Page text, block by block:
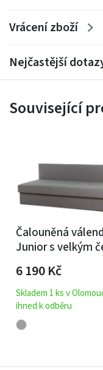
Vrácení zboží
Nejčastější
Související
Čalouněná
Junior s velkým
6 190Kč
Skladem 1 ks v
ihned k odběru